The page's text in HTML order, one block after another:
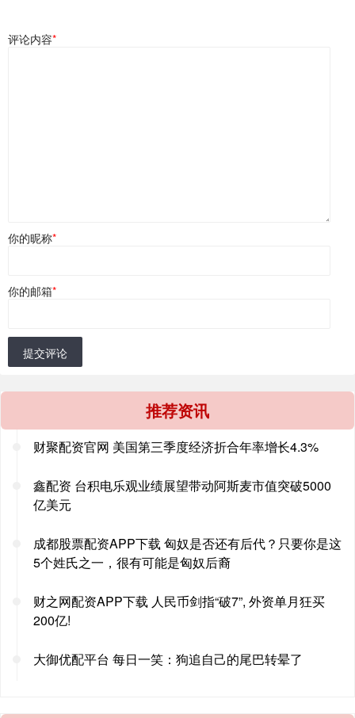
评论内容*
你的昵称*
你的邮箱*
提交评论
推荐资讯
财聚配资官网 美国第三季度经济折合年率增长4.3%
鑫配资 台积电乐观业绩展望带动阿斯麦市值突破5000
亿美元
成都股票配资APP下载 匈奴是否还有后代？只要你是这
5个姓氏之一，很有可能是匈奴后裔
财之网配资APP下载 人民币剑指“破7”, 外资单月狂买
200亿!
大御优配平台 每日一笑：狗追自己的尾巴转晕了